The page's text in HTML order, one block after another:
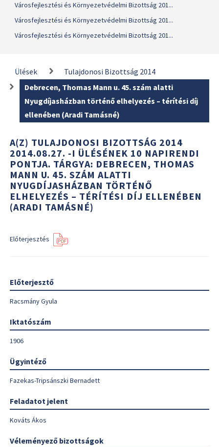
Városfejlesztési és Környezetvédelmi Bizottság 201...
Városfejlesztési és Környezetvédelmi Bizottság 201...
Városfejlesztési és Környezetvédelmi Bizottság 201...
Ülések
Tulajdonosi Bizottság 2014
Debrecen, Thomas Mann u. 45. szám alatti
Nyugdíjasházban történő elhelyezés – térítési díj
ellenében (Aradi Tamásné)
A(Z) TULAJDONOSI BIZOTTSÁG 2014
2014.08.27. -I ÜLÉSÉNEK 10 NAPIRENDI
PONTJA. TÁRGYA: DEBRECEN, THOMAS
MANN U. 45. SZÁM ALATTI
NYUGDÍJASHÁZBAN TÖRTÉNŐ
ELHELYEZÉS – TÉRÍTÉSI DÍJ ELLENÉBEN
(ARADI TAMÁSNÉ)
Előterjesztés
Előterjesztő
Racsmány Gyula
Iktatószám
1906
Ügyintéző
Fazekas-Tripsánszki Bernadett
Feladatot jelent
Kováts Ákos
Véleményező bizottságok